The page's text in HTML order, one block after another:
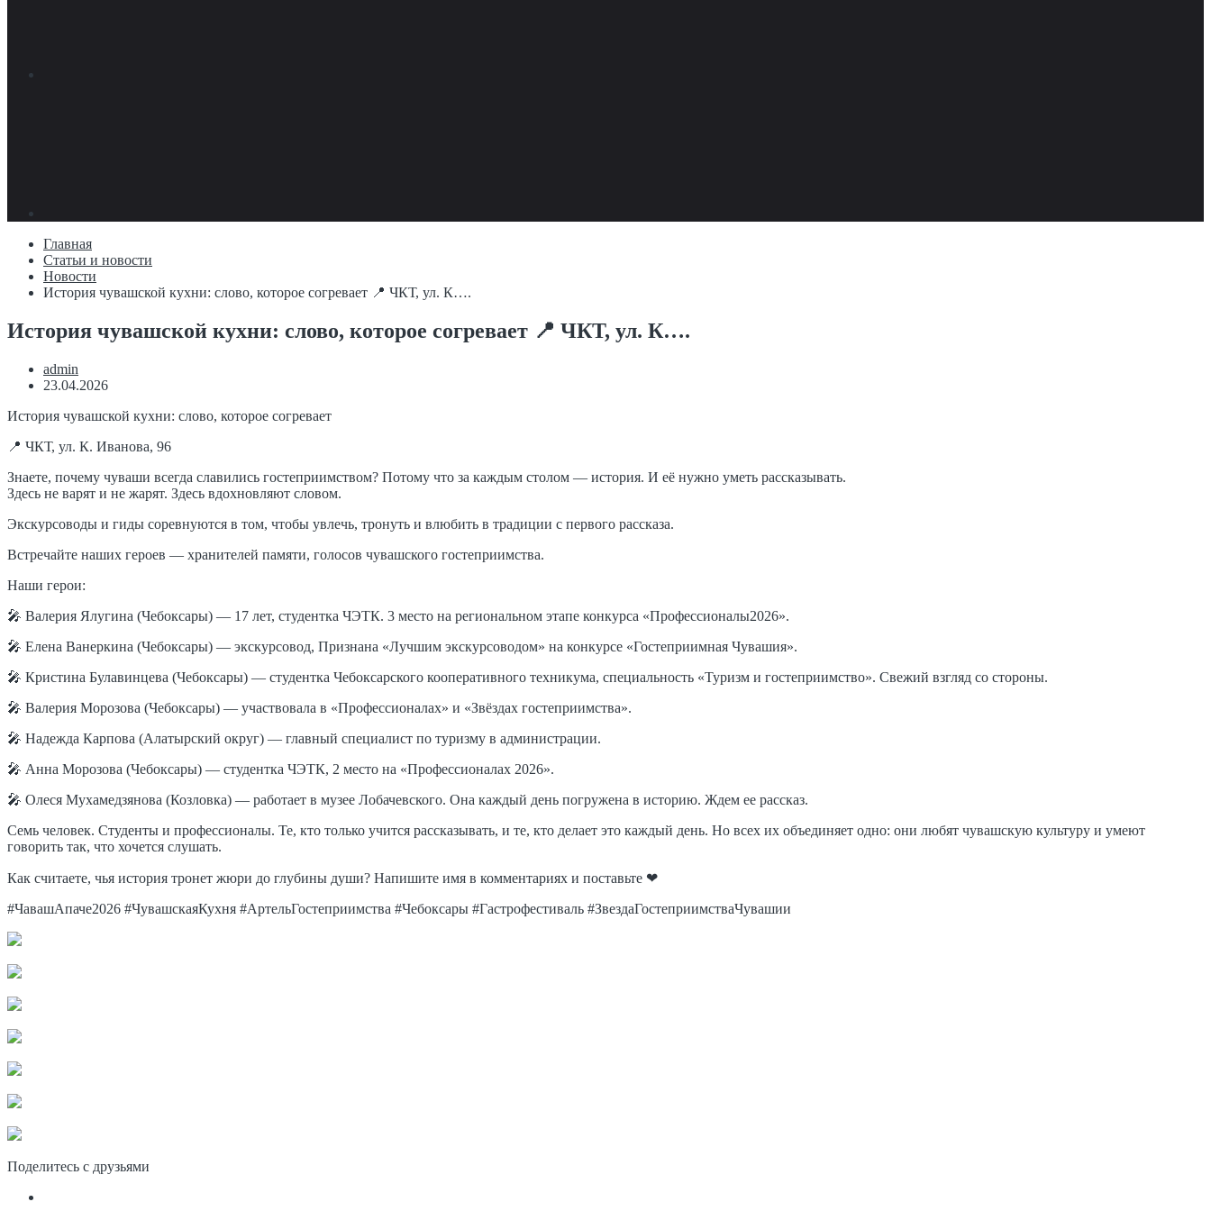
Главная
Статьи и новости
Новости
История чувашской кухни: слово, которое согревает 📍 ЧКТ, ул. К….
История чувашской кухни: слово, которое согревает 📍 ЧКТ, ул. К….
admin
23.04.2026
История чувашской кухни: слово, которое согревает
📍 ЧКТ, ул. К. Иванова, 96
Знаете, почему чуваши всегда славились гостеприимством? Потому что за каждым столом — история. И её нужно уметь рассказывать.
Здесь не варят и не жарят. Здесь вдохновляют словом.
Экскурсоводы и гиды соревнуются в том, чтобы увлечь, тронуть и влюбить в традиции с первого рассказа.
Встречайте наших героев — хранителей памяти, голосов чувашского гостеприимства.
Наши герои:
🎤 Валерия Ялугина (Чебоксары) — 17 лет, студентка ЧЭТК. 3 место на региональном этапе конкурса «Профессионалы2026».
🎤 Елена Ванеркина (Чебоксары) — экскурсовод, Признана «Лучшим экскурсоводом» на конкурсе «Гостеприимная Чувашия».
🎤 Кристина Булавинцева (Чебоксары) — студентка Чебоксарского кооперативного техникума, специальность «Туризм и гостеприимство». Свежий взгляд со стороны.
🎤 Валерия Морозова (Чебоксары) — участвовала в «Профессионалах» и «Звёздах гостеприимства».
🎤 Надежда Карпова (Алатырский округ) — главный специалист по туризму в администрации.
🎤 Анна Морозова (Чебоксары) — студентка ЧЭТК, 2 место на «Профессионалах 2026».
🎤 Олеся Мухамедзянова (Козловка) — работает в музее Лобачевского. Она каждый день погружена в историю. Ждем ее рассказ.
Семь человек. Студенты и профессионалы. Те, кто только учится рассказывать, и те, кто делает это каждый день. Но всех их объединяет одно: они любят чувашскую культуру и умеют
говорить так, что хочется слушать.
Как считаете, чья история тронет жюри до глубины души? Напишите имя в комментариях и поставьте ❤
#ЧавашАпаче2026 #ЧувашскаяКухня #АртельГостеприимства #Чебоксары #Гастрофестиваль #ЗвездаГостеприимстваЧувашии
Поделитесь с друзьями